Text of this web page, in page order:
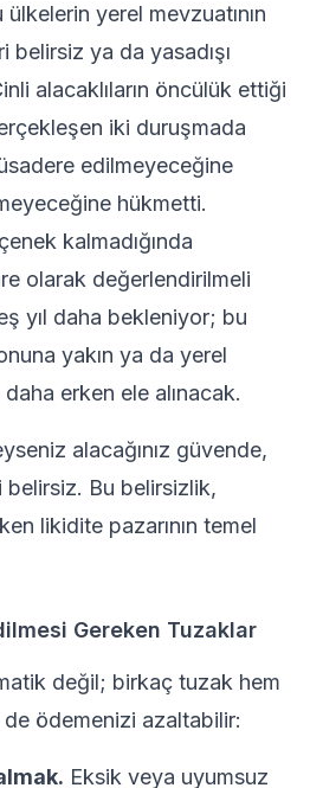
yerel mevzuatının
belirsiz ya da yasadışı
alacaklıların öncülük ettiği
iki duruşmada
edilmeyeceğine
hükmetti.
kalmadığında
olarak değerlendirilmeli
yıl daha bekleniyor; bu
yakın ya da yerel
erken ele alınacak.
alacağınız güvende,
Bu belirsizlik,
likidite pazarının temel
Gereken Tuzaklar
değil; birkaç tuzak hem
ödemenizi azaltabilir:
Eksik veya uyumsuz